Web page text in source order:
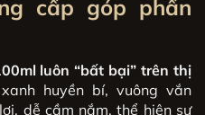
cấp góp phần
luôn “bất bại” trên thị
huyền bí, vuông vắn
dễ cầm nắm, thể hiện sự